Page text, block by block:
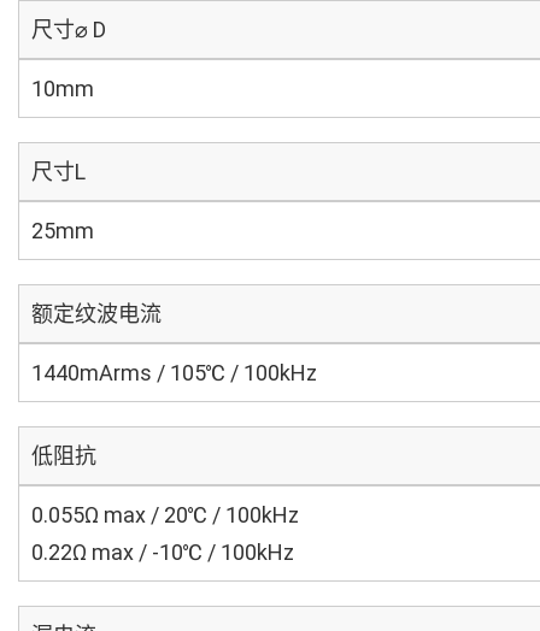
尺寸⌀ D
10mm
尺寸L
25mm
额定纹波电流
1440mArms / 105℃ / 100kHz
低阻抗
0.055Ω max / 20℃ / 100kHz
0.22Ω max / -10℃ / 100kHz